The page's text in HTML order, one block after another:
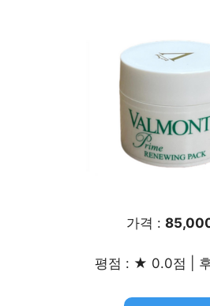
가격 :
평점 : ★ 0.0점 |